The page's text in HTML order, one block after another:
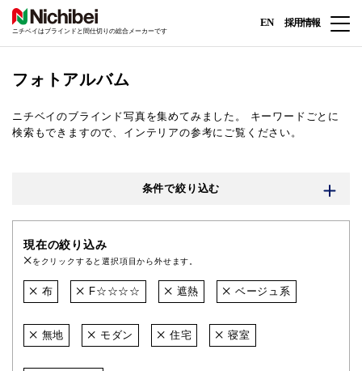
ニチベイはブラインドと間仕切りの総合メーカーです
EN 採用情報
フォトアルバム
ニチベイのブラインド写真を集めてみました。
キーワードごとに
検索もできますので、インテリアの参考にご覧ください。
条件で絞り込む
現在の絞り込み
をクリックすると選択項目から外せます。
布 F☆☆☆☆ 遮熱 ベージュ系
無地 モダン 住宅 寝室